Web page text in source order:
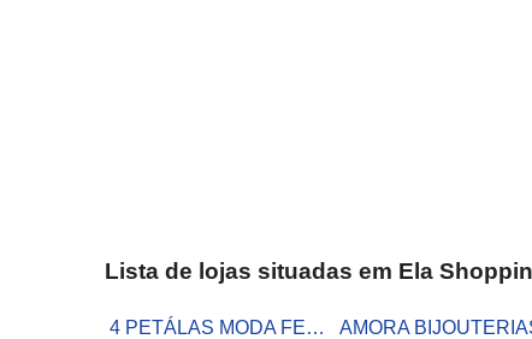
Lista de lojas situadas em Ela
4 PETÁLAS MODA FEMININA AMORA